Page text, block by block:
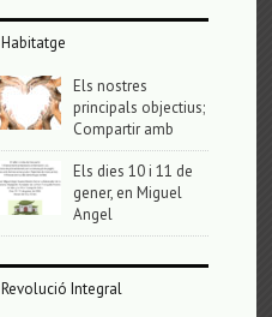
Habitatge
Els nostres
principals objectius;
Compartir amb
Els dies 10 i 11 de
gener, en Miguel
Angel
Revolució Integral